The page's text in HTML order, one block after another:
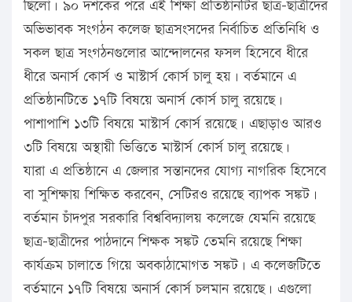
ছিলো। ৯০ দশকের পরে এই শিক্ষা প্রতিষ্ঠানটির ছাত্র-ছাত্রীদের
অভিভাবক সংগঠন কলেজ ছাত্রসংসদের নির্বাচিত প্রতিনিধি ও
সকল ছাত্র সংগঠনগুলোর আন্দোলনের ফসল হিসেবে ধীরে
ধীরে অনার্স কোর্স ও মাস্টার্স কোর্স চালু হয়। বর্তমানে এ
প্রতিষ্ঠানটিতে ১৭টি বিষয়ে অনার্স কোর্স চালু রয়েছে।
পাশাপাশি ১৩টি বিষয়ে মাস্টার্স কোর্স রয়েছে। এছাড়াও আরও
৩টি বিষয়ে অস্থায়ী ভিত্তিতে মাস্টার্স কোর্স চালু রয়েছে।
যারা এ প্রতিষ্ঠানে এ জেলার সন্তানদের যোগ্য নাগরিক হিসেবে
বা সুশিক্ষায় শিক্ষিত করবেন, সেটিরও রয়েছে ব্যাপক সঙ্কট।
বর্তমান চাঁদপুর সরকারি বিশ্ববিদ্যালয় কলেজে যেমনি রয়েছে
ছাত্র-ছাত্রীদের পাঠদানে শিক্ষক সঙ্কট তেমনি রয়েছে শিক্ষা
কার্যক্রম চালাতে গিয়ে অবকাঠামোগত সঙ্কট। এ কলেজটিতে
বর্তমানে ১৭টি বিষয়ে অনার্স কোর্স চলমান রয়েছে। এগুলো